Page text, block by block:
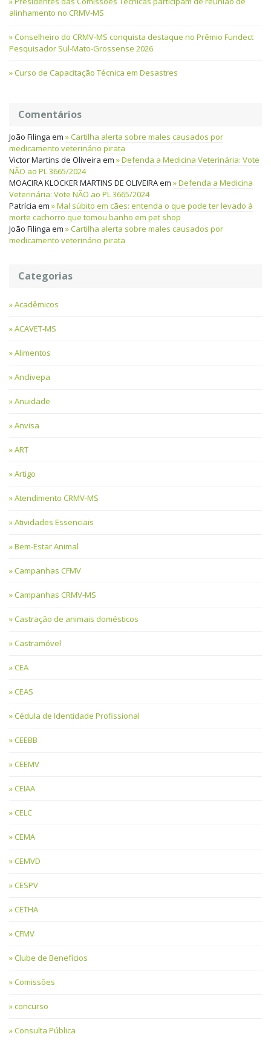
alinhamento no CRMV-MS
Conselheiro do CRMV-MS conquista destaque no Prêmio Fundect
Pesquisador Sul-Mato-Grossense 2026
Curso de Capacitação Técnica em Desastres
Comentários
João Filinga em
Cartilha alerta sobre males causados por
medicamento veterinário pirata
Victor Martins de Oliveira em
Defenda a Medicina Veterinária: Vote
NÃO ao PL 3665/2024
MOACIRA KLOCKER MARTINS DE OLIVEIRAem
Defenda a Medicina
Veterinária: Vote NÃO ao PL 3665/2024
Patrícia em
Mal súbito em cães: entenda o que pode ter levado à
morte cachorro que tomou banho em pet shop
João Filinga em
Cartilha alerta sobre males causados por
medicamento veterinário pirata
Categorias
Acadêmicos
ACAVET-MS
Alimentos
Anclivepa
Anuidade
Anvisa
ART
Artigo
Atendimento CRMV-MS
Atividades Essenciais
Bem-Estar Animal
Campanhas CFMV
Campanhas CRMV-MS
Castração de animais domésticos
Castramóvel
CEA
CEAS
Cédula de Identidade Profissional
CEEBB
CEEMV
CEIAA
CELC
CEMA
CEMVD
CESPV
CETHA
CFMV
Clube de Benefícios
Comissões
concurso
Consulta Pública